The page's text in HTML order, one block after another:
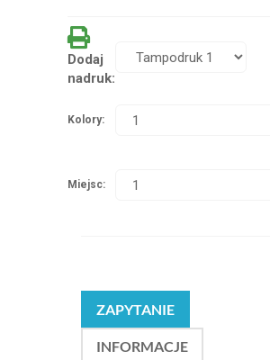
Dodaj
nadruk:
Kolory:
Miejsc:
ZAPYTANIE
INFORMACJE